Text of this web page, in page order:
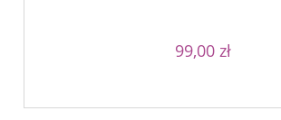
99,00 zł